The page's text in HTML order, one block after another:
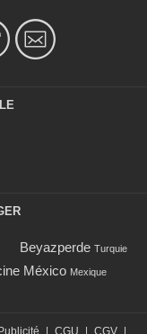
Beyazperde Turquie
México Mexique